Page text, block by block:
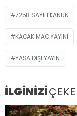
7258 SAYILI KANUN
KAÇAK MAÇ YAYINI
YASA DIŞI YAYIN
İLGİNİZİ